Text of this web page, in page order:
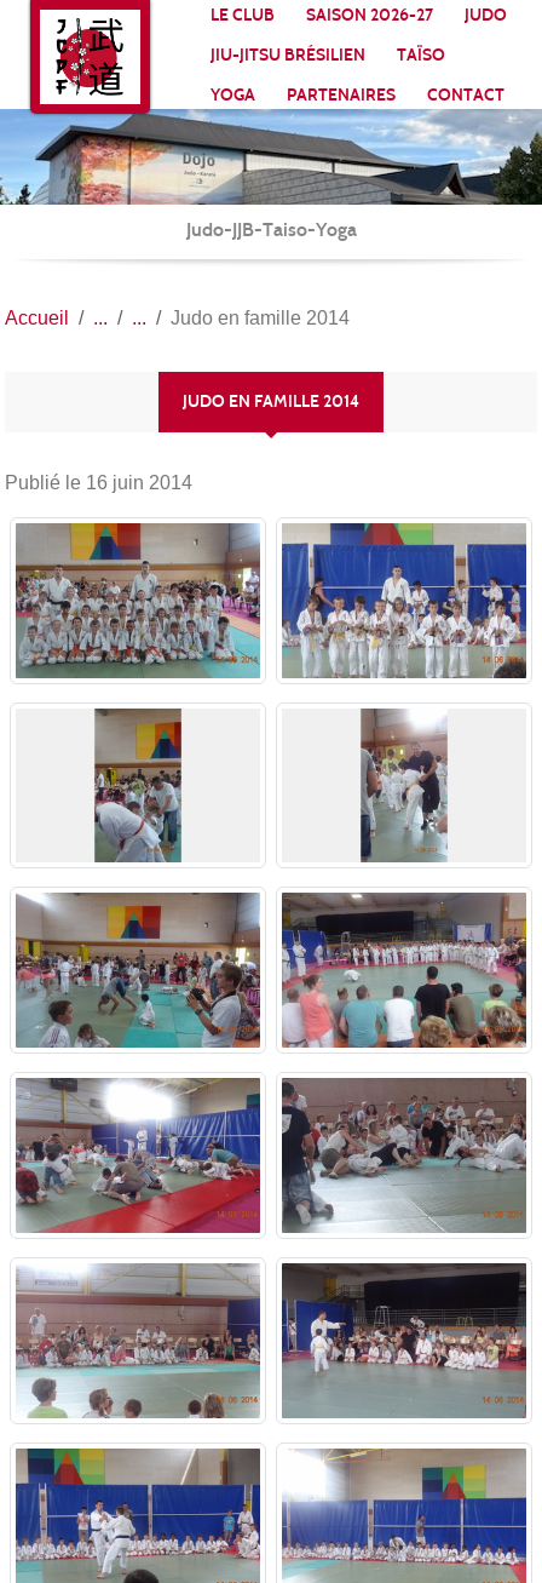
LE CLUB SAISON 2026-27
JUDO
JIU-JITSU BRÉSILIEN
TAÏSO
YOGA
PARTENAIRES CONTACT
Judo-JJB-Taiso-Yoga
Accueil Judo en famille 2014
JUDO EN FAMILLE 2014
Publié le 16 juin 2014
Panneau de gestion des cookies